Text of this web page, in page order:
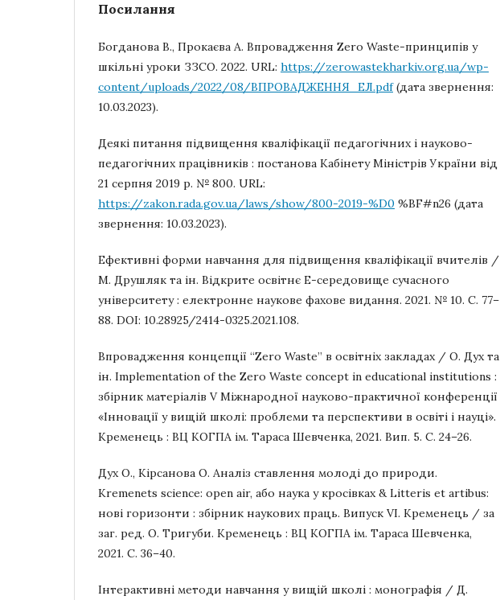
Посилання
Богданова В., Прокаєва А. Впровадження Zero Waste-принципів у
шкільні уроки ЗЗСО. 2022. URL: https://zerowastekharkiv.org.ua/wp-
content/uploads/2022/08/ВПРОВАДЖЕННЯ_ЕЛ.pdf(дата звернення:
10.03.2023).
Деякі питання підвищення кваліфікації педагогічних і науково-
педагогічних працівників : постанова Кабінету Міністрів України від
21 серпня 2019 р. № 800. URL:
https://zakon.rada.gov.ua/laws/show/800-2019-%D0 %BF#n26 (дата
звернення: 10.03.2023).
Ефективні форми навчання для підвищення кваліфікації вчителів /
М. Друшляк та ін. Відкрите освітнє Е-середовище сучасного
університету : електронне наукове фахове видання. 2021. № 10. С. 77–
88. DOI: 10.28925/2414-0325.2021.108.
Впровадження концепції “Zero Waste” в освітніх закладах / О. Дух та
ін. Implementation of the Zero Waste concept in educational institutions :
збірник матеріалів V Міжнародної науково-практичної конференції
«Інновації у вищій школі: проблеми та перспективи в освіті і науці».
Кременець : ВЦ КОГПА ім. Тараса Шевченка, 2021. Вип. 5. С. 24–26.
Дух О., Кірсанова О. Аналіз ставлення молоді до природи.
Kremenets science: open air, або наука у кросівках & Litteris et artibus:
нові горизонти : збірник наукових праць. Випуск VI. Кременець / за
заг. ред. О. Тригуби. Кременець : ВЦ КОГПА ім. Тараса Шевченка,
2021. С. 36–40.
Інтерактивні методи навчання у вищій школі : монографія / Д.